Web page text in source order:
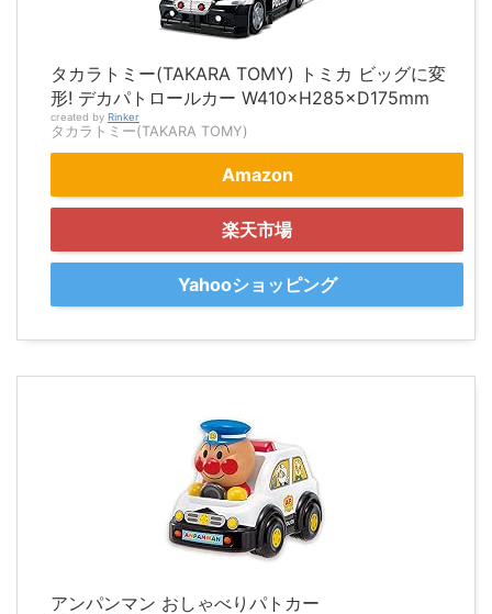
タカラトミー(TAKARA TOMY) トミカ ビッグに変
形! デカパトロールカー W410×H285×D175mm
created by Rinker
タカラトミー(TAKARA TOMY)
Amazon
楽天市場
Yahooショッピング
アンパンマン おしゃべりパトカー